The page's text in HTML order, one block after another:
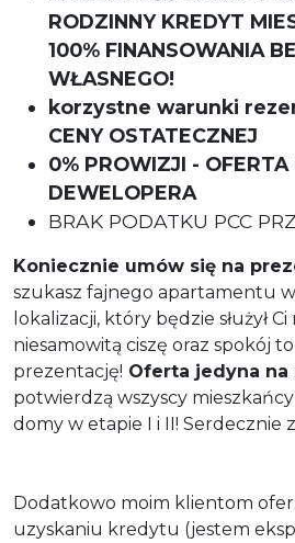
RODZINNY KREDYT
100% FINANSOWANIA
WŁASNEGO!
korzystne warunki
CENY OSTATECZNEJ
0% PROWIZJI - OFERTA
DEWELOPERA
BRAK PODATKU PCC
Koniecznie umów się na
szukasz fajnego apartamentu
lokalizacji, który będzie służył
niesamowitą ciszę oraz spokój
prezentację! Oferta jedyna na
potwierdzą wszyscy
domy w etapie I i II! Serdecznie
Dodatkowo moim klientom
uzyskaniu kredytu (jestem